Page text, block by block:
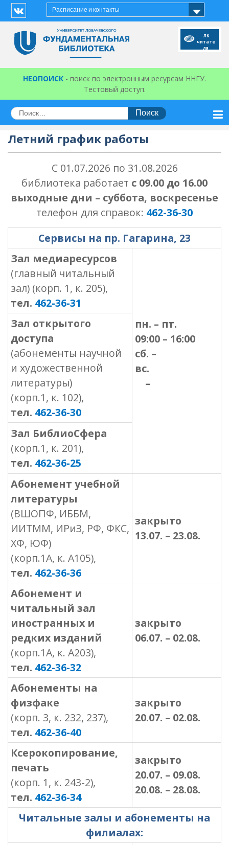
Перейти
Расписание и контакты
Vk
ЛК
читате
ля
НЕОПОИСК - поиск по электронным ресурсам ННГУ.
Тестовый доступ.
Искать:
Летний график работы
С 01.07.2026 по 31.08.2026
библиотека работает с 09.00 до 16.00
выходные дни – суббота, воскресенье
телефон для справок: 462-36-30
Сервисы на пр. Гагарина, 23
Зал медиаресурсов
(главный читальный
зал) (корп. 1, к. 205),
тел. 462-36-31
пн. – пт.
09:00 – 16:00
сб. –
вс.
–
Зал открытого
доступа
(абонементы научной
и художественной
литературы)
(корп.1, к. 102),
тел. 462-36-30
Зал БиблиоСфера
(корп.1, к. 201),
тел. 462-36-25
Абонемент учебной
литературы
(ВШОПФ, ИББМ,
ИИТММ, ИРиЗ, РФ, ФКС,
ХФ, ЮФ)
(корп.1А, к. А105),
тел. 462-36-36
закрыто
13.07. – 23.08.
Абонемент и
читальный зал
иностранных и
редких изданий
(корп.1А, к. А203),
тел. 462-36-32
закрыто
06.07. – 02.08.
Абонементы на
физфаке
(корп. 3, к. 232, 237),
тел. 462-36-40
закрыто
20.07. – 02.08.
Ксерокопирование,
печать
(корп. 1, к. 243-2),
тел. 462-36-34
закрыто
20.07. – 09.08.
20.08. – 28.08.
Читальные залы и абонементы на
филиалах: